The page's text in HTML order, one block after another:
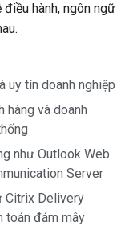
hành, ngôn ngữ
uy tín doanh nghiệp
hàng và doanh
như Outlook Web
Server
Citrix Delivery
toán đám mây